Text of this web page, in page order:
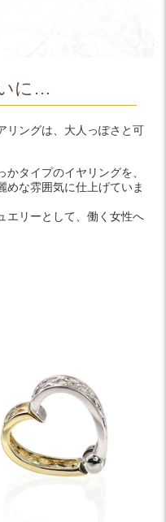
に…
リングは、大人っぽさと可
タイプのイヤリングを、
めな雰囲気に仕上げていま
エリーとして、働く女性へ